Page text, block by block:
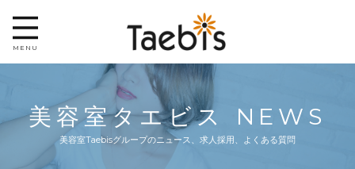
MENU
HOME
ABOUT US
美容室タエビス NEWS
美容室Taebisグループのニュース、求人採用、よくある質問